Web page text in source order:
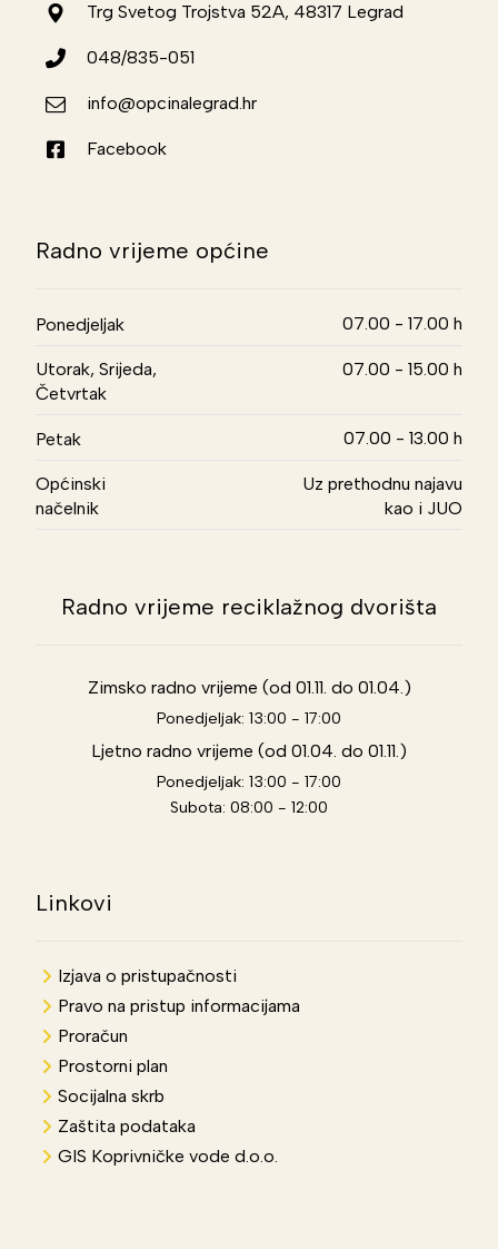
Trg Svetog Trojstva 52A, 48317 Legrad
048/835-051
info@opcinalegrad.hr
Facebook
Radno vrijeme općine
Ponedjeljak 07.00 - 17.00 h
Utorak, Srijeda,
Četvrtak
07.00 - 15.00 h
Petak 07.00 - 13.00 h
Općinski
načelnik
Uz prethodnu najavu
kao i JUO
Radno vrijeme reciklažnog dvorišta
Zimsko radno vrijeme (od 01.11. do 01.04.)
Ponedjeljak: 13:00 - 17:00
Ljetno radno vrijeme (od 01.04. do 01.11.)
Ponedjeljak: 13:00 - 17:00
Subota: 08:00 - 12:00
Linkovi
Izjava o pristupačnosti
Pravo na pristup informacijama
Proračun
Prostorni plan
Socijalna skrb
Zaštita podataka
GIS Koprivničke vode d.o.o.